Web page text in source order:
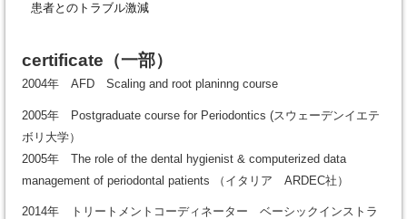
患者とのトラブル激減
certificate （一部）
2004年 AFD Scaling and root planinng course
2005年 Postgraduate course for Periodontics (スウェーデンイエテ
ボリ大学）
2005年 The role of the dental hygienist & computerized data
management of periodontal patients （イタリア ARDEC社）
2014年 トリートメントコーディネーター ベーシックインストラ